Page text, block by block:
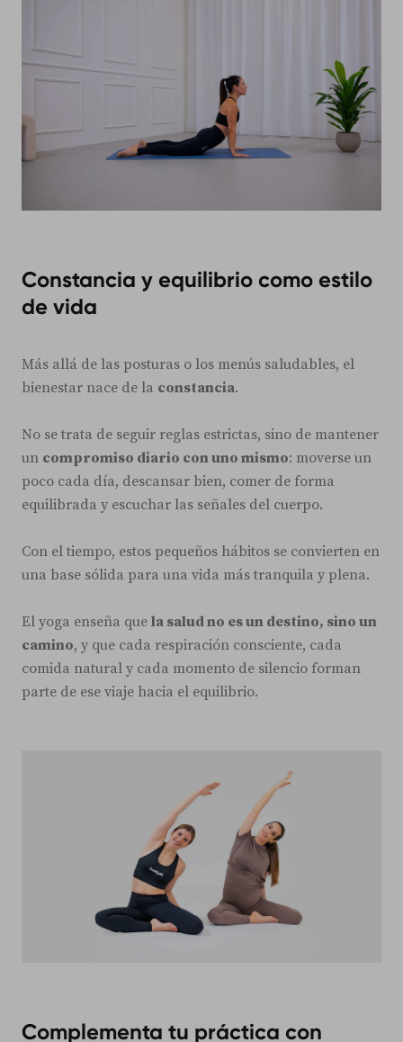
Constancia y equilibrio como estilo
de vida
Más allá de las posturas o los menús saludables, el
bienestar nace de la constancia.
No se trata de seguir reglas estrictas, sino de mantener
un compromiso diario con uno mismo: moverse un
poco cada día, descansar bien, comer de forma
equilibrada y escuchar las señales del cuerpo.
Con el tiempo, estos pequeños hábitos se convierten en
una base sólida para una vida más tranquila y plena.
El yoga enseña que la salud no es un destino, sino un
camino, y que cada respiración consciente, cada
comida natural y cada momento de silencio forman
parte de ese viaje hacia el equilibrio.
Complementa tu práctica con